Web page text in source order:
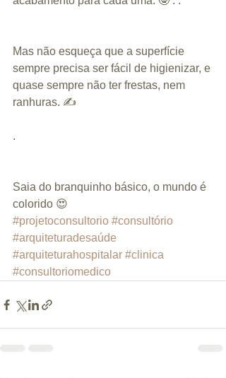
Mas não esqueça que a superfície
sempre precisa ser fácil de higienizar, e
quase sempre não ter frestas, nem
ranhuras. ✍️
.
Saia do branquinho básico, o mundo é
colorido 😍
#projetoconsultorio #consultório
#arquiteturadesaúde
#arquiteturahospitalar #clinica
#consultoriomedico